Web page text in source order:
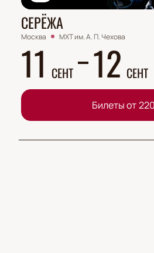
СЕРЁЖА
Москва МХТ им. А. П. Чехова
11 СЕНТ 12 СЕНТ
Билеты от